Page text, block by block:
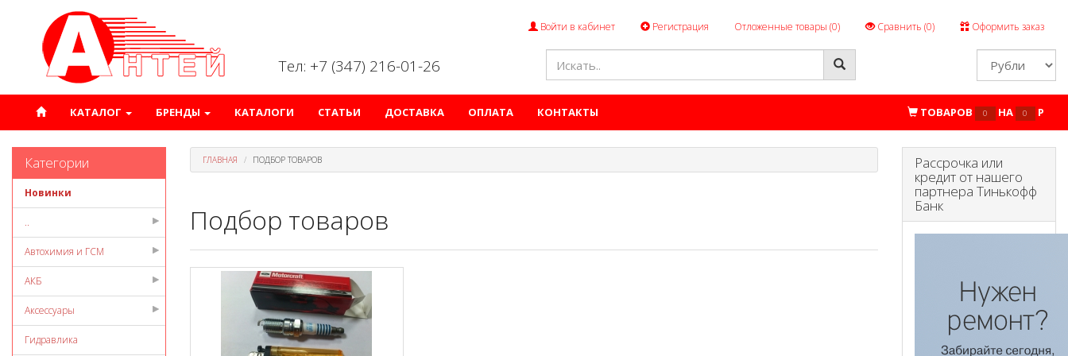
Войти в кабинет Регистрация Отложенные товары (0) Сравнить (0) Оформить заказ
Тел: +7 (347) 216-01-26
КАТАЛОГ БРЕНДЫ КАТАЛОГИ СТАТЬИ ДОСТАВКА ОПЛАТА КОНТАКТЫ ТОВАРОВ 0 НА 0 P
Категории
Новинки
..
Автохимия и ГСМ
АКБ
Аксессуары
Гидравлика
ГЛАВНАЯ ПОДБОР ТОВАРОВ
Подбор товаров
Рассрочка или
кредит от нашего
партнера Тинькофф
Банк